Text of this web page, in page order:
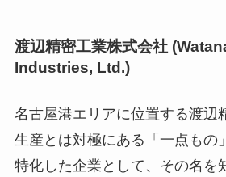
渡辺精密工業株式会社
Industries, Ltd.)
名古屋港エリアに位置する渡辺
生産とは対極にある「一点もの
特化した企業として、その名を